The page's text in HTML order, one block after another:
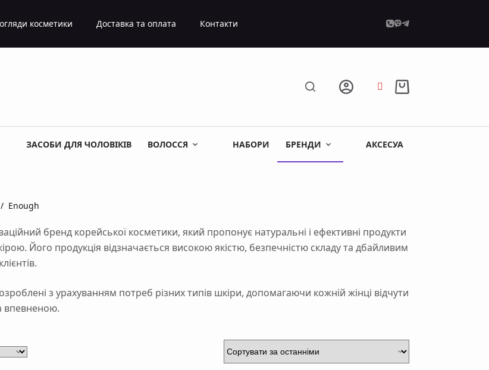
косметики Доставка та оплата Контакти
Кошик
ЗАСОБИ ДЛЯ ЧОЛОВІКІВ ВОЛОССЯ НАБОРИ БРЕНДИ АКСЕСУАРИ
/ Enough
бренд корейської косметики, який пропонує натуральні і ефективні продукти
Його продукція відзначається високою якістю, безпечністю складу та дбайливим
з урахуванням потреб різних типів шкіри, допомагаючи кожній жінці відчути
впевненою.